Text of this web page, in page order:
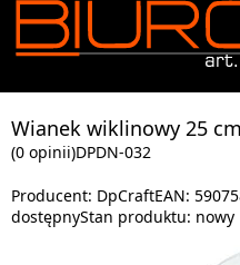
Wianek wiklinowy 25
(0 opinii)DPDN-032
Producent: DpCraftEAN:
dostępnyStan produktu: nowy